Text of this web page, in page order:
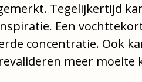
Tegelijkertijd
Een
concentratie. Ook
meer moeite